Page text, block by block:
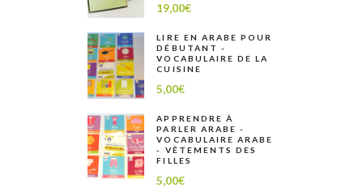
19,00€
LIRE EN ARABE POUR
DÉBUTANT -
VOCABULAIRE DE LA
CUISINE
5,00€
APPRENDRE À
PARLER ARABE -
VOCABULAIRE ARABE
- VÊTEMENTS DES
FILLES
5,00€